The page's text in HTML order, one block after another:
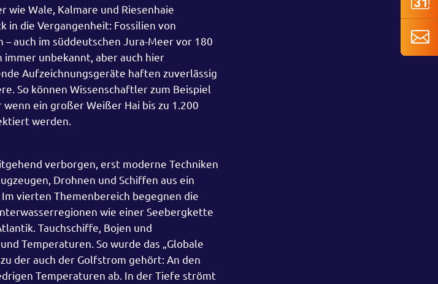
Wale, Kalmare und Riesenhaie
in die Vergangenheit: Fossilien von
auch im süddeutschen Jura-Meer vor 180
unbekannt, aber auch hier
Aufzeichnungsgeräte haften zuverlässig
So können Wissenschaftler zum Beispiel
ein großer Weißer Hai bis zu 1.200
werden.
verborgen, erst moderne Techniken
Drohnen und Schiffen aus ein
vierten Themenbereich begegnen die
wie einer Seebergkette
Tauchschiffe, Bojen und
Temperaturen. So wurde das „Globale
der auch der Golfstrom gehört: An den
Temperaturen ab. In der Tiefe strömt